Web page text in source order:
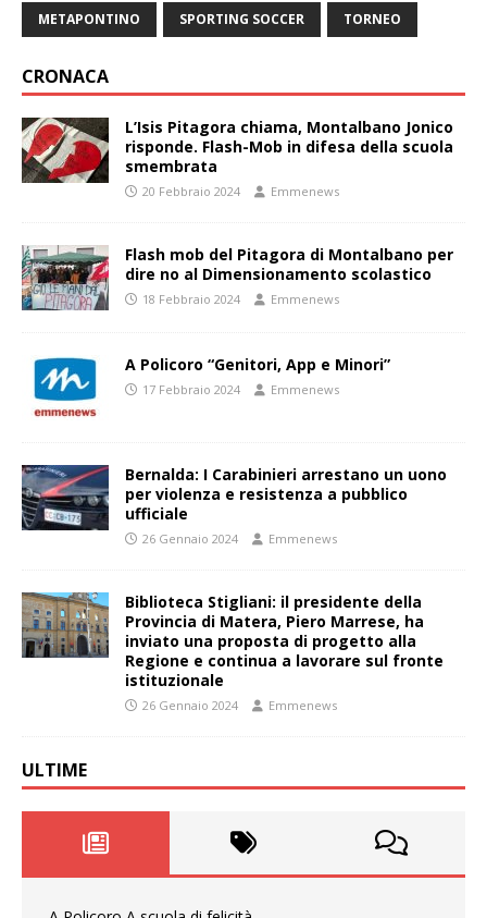
METAPONTINO SPORTING SOCCER TORNEO
CRONACA
L’Isis Pitagora chiama, Montalbano Jonico
risponde. Flash-Mob in difesa della scuola
smembrata
20 Febbraio 2024 Emmenews
Flash mob del Pitagora di Montalbano per
dire no al Dimensionamento scolastico
18 Febbraio 2024 Emmenews
A Policoro “Genitori, App e Minori”
17 Febbraio 2024 Emmenews
Bernalda: I Carabinieri arrestano un uono
per violenza e resistenza a pubblico
ufficiale
26 Gennaio 2024 Emmenews
Biblioteca Stigliani: il presidente della
Provincia di Matera, Piero Marrese, ha
inviato una proposta di progetto alla
Regione e continua a lavorare sul fronte
istituzionale
26 Gennaio 2024 Emmenews
ULTIME